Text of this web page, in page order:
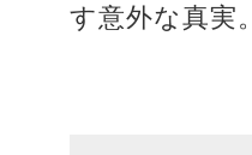
す意外な真実。